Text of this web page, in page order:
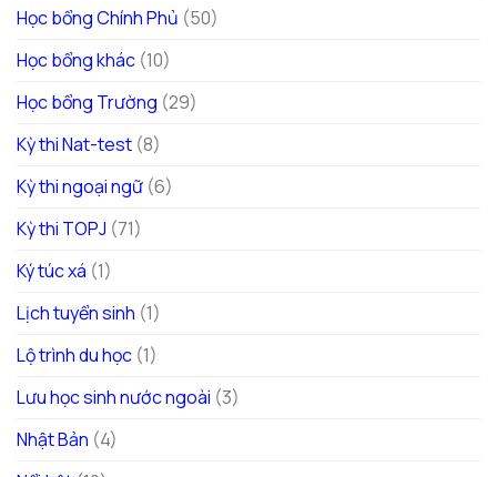
Học bổng Chính Phủ (50)
Học bổng khác (10)
Học bổng Trường (29)
Kỳ thi Nat-test (8)
Kỳ thi ngoại ngữ (6)
Kỳ thi TOPJ (71)
Ký túc xá (1)
Lịch tuyển sinh (1)
Lộ trình du học (1)
Lưu học sinh nước ngoài (3)
Nhật Bản (4)